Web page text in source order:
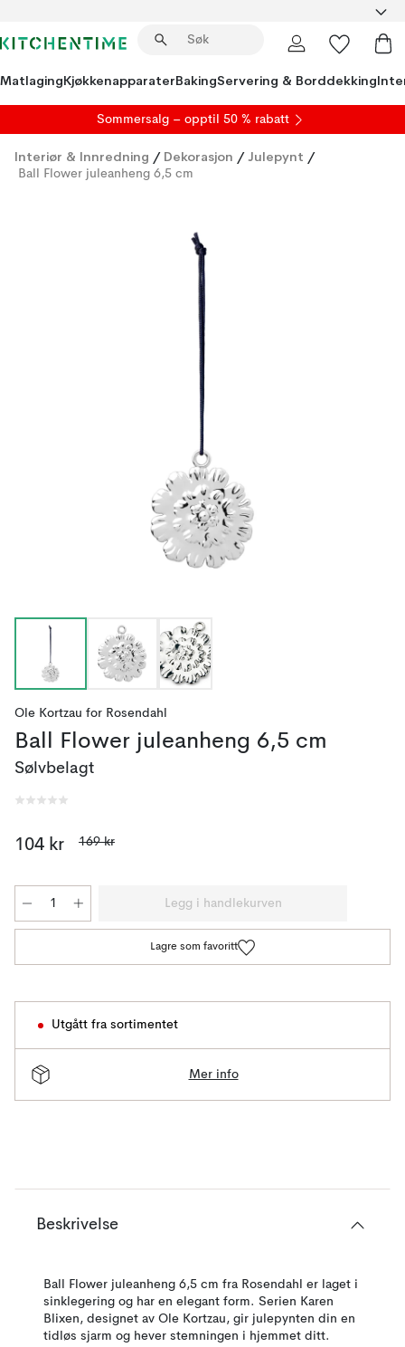
MatlagingKjøkkenapparaterBakingServering & Borddekking
Sommersalg – opptil 50 % rabatt
Interiør & Innredning / Dekorasjon / Julepynt /
Ball Flower juleanheng 6,5 cm
Ole Kortzau for Rosendahl
Ball Flower juleanheng 6,5 cm
Sølvbelagt
104 kr 169 kr
Legg i handlekurven
Lagre som favoritt
Utgått fra sortimentet
Mer info
Beskrivelse
Ball Flower juleanheng 6,5 cm fra Rosendahl er laget i
sinklegering og har en elegant form. Serien Karen
Blixen, designet av Ole Kortzau, gir julepynten din en
tidløs sjarm og hever stemningen i hjemmet ditt.